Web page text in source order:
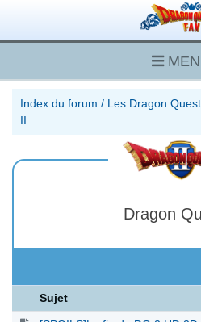
Index du forum / Les Dragon
II
Dragon
Sujet